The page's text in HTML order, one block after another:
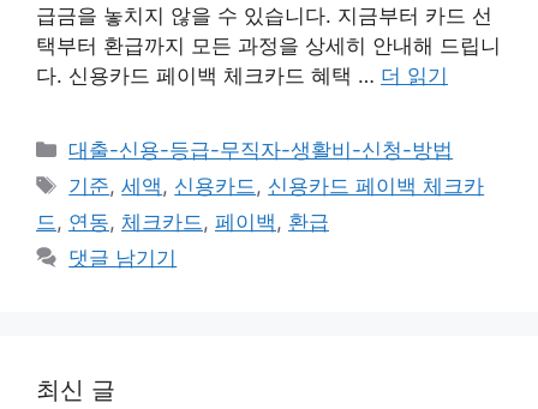
급금을 놓치지 않을 수 있습니다. 지금부터 카드 선
택부터 환급까지 모든 과정을 상세히 안내해 드립니
다. 신용카드 페이백 체크카드 혜택 … 더 읽기
카
테
고
리
대출-신용-등급-무직자-생활비-신청-방법
태
그
기준,세액 , 신용카드 , 신용카드 페이백 체크카
드 , 연동, 체크카드 , 페이백 , 환급
댓글 남기기
최신 글